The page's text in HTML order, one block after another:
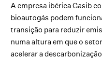
A empresa ibérica Gasib
bioautogás podem
transição para reduzir
numa altura em que o
acelerar a